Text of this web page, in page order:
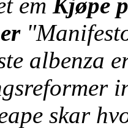
albenza
skar